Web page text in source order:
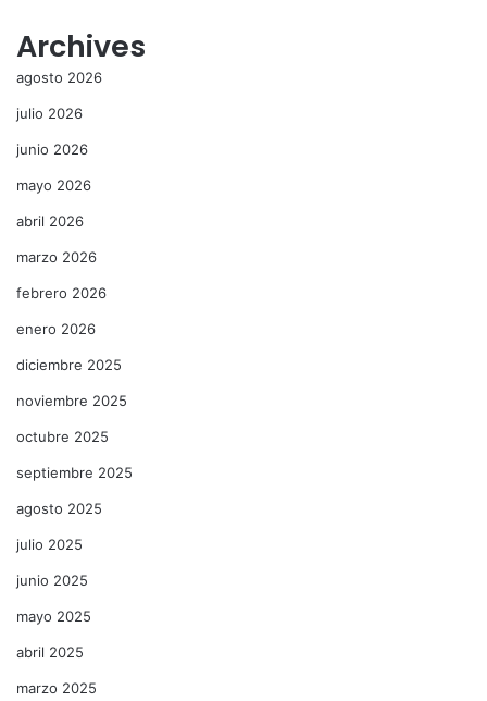
Archives
agosto 2026
julio 2026
junio 2026
mayo 2026
abril 2026
marzo 2026
febrero 2026
enero 2026
diciembre 2025
noviembre 2025
octubre 2025
septiembre 2025
agosto 2025
julio 2025
junio 2025
mayo 2025
abril 2025
marzo 2025